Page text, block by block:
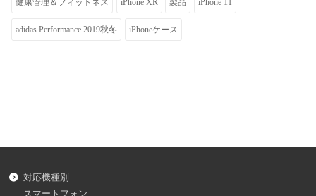
健康管理＆フィットネス iPhone XR 製品 iPhone 11
adidas Performance 2019秋冬 iPhoneケース
対応機種別
スマートフォン